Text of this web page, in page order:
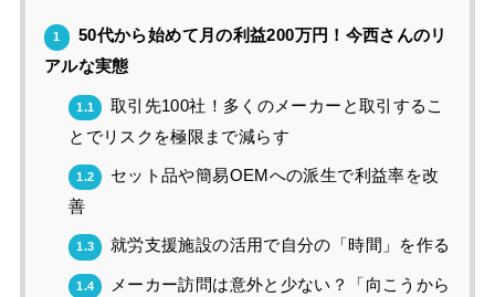
1
50代から始めて月の利益200万円！今西さんのリ
アルな実態
1.1
取引先100社！多くのメーカーと取引するこ
とでリスクを極限まで減らす
1.2
セット品や簡易OEMへの派生で利益率を改
善
1.3 就労支援施設の活用で自分の「時間」を作る
1.4
メーカー訪問は意外と少ない？「向こうから